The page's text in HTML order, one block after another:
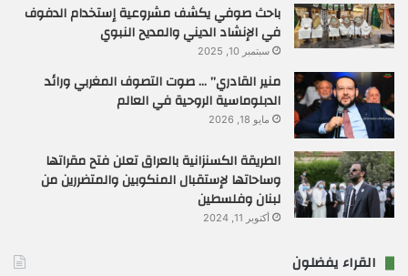
باحث صوفي يكشف مشروعية إستخدام الدفوف
في الإنشاد الديني والمديح النبوي
سبتمبر 10, 2025
منير القادري” … صوت التصوف المغربي ورائد
الدبلوماسية الروحية في العالم
مايو 18, 2026
الطريقة الكسنزانية بالعراق تعلن فتح مقراتها
وساحاتها لإستقبال المنكوبين والمتضررين من
لبنان وفلسطين
أكتوبر 11, 2024
القراء يفضلون